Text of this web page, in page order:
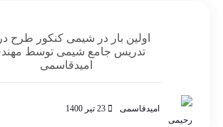
اولین بار در شیمی کنکور طرح
تدریس جامع شیمی توسط
امیدقاسمی
امیدقاسمی